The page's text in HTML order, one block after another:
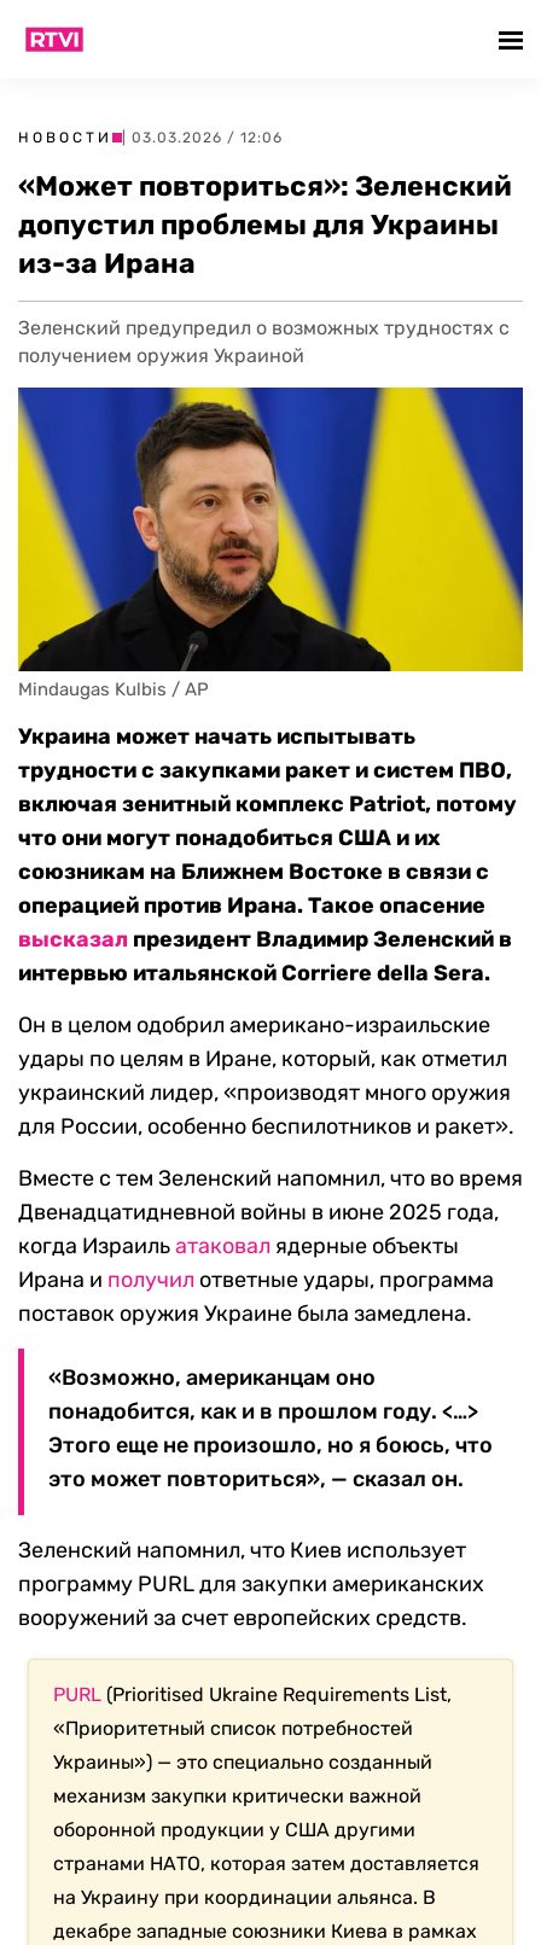
НОВОСТИ | 03.03.2026 / 12:06
«Может повториться»: Зеленский
допустил проблемы для Украины
из-за Ирана
Зеленский предупредил о возможных трудностях с
получением оружия Украиной
Mindaugas Kulbis / AP
Украина может начать испытывать
трудности с закупками ракет и систем ПВО,
включая зенитный комплекс Patriot, потому
что они могут понадобиться США и их
союзникам на Ближнем Востоке в связи с
операцией против Ирана. Такое опасение
высказал президент Владимир Зеленский в
интервью итальянской Corriere della Sera.
Он в целом одобрил американо-израильские
удары по целям в Иране, который, как отметил
украинский лидер, «производят много оружия
для России, особенно беспилотников и ракет».
Вместе с тем Зеленский напомнил, что во время
Двенадцатидневной войны в июне 2025 года,
когда Израильатаковал ядерные объекты
Ирана и получил ответные удары, программа
поставок оружия Украине была замедлена.
«Возможно, американцам оно
понадобится, как и в прошлом году. <…>
Этого еще не произошло, но я боюсь, что
это может повториться», — сказал он.
Зеленский напомнил, что Киев использует
программу PURL для закупки американских
вооружений за счет европейских средств.
PURL (Prioritised Ukraine Requirements List,
«Приоритетный список потребностей
Украины») — это специально созданный
механизм закупки критически важной
оборонной продукции у США другими
странами НАТО, которая затем доставляется
на Украину при координации альянса. В
декабре западные союзники Киева в рамках